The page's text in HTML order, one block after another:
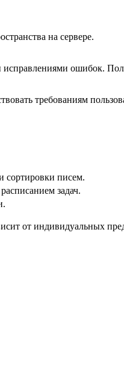
на сервере.
ошибок.
требованиям
сортировки писем.
задач.
от индивидуальных